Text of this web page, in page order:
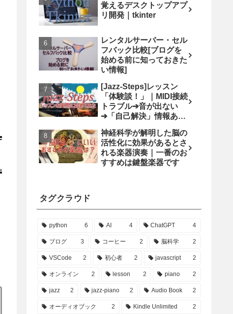
覚えるデスクトップアプ
リ開発｜tkinter
レンタルサーバー・セル
フバック比較[ブログを
始める前に知っておきた
い情報]
[Jazz-Steps]レッスン
「体験談！」｜MIDI接続
トラブル➔音が出ない
➔「自己解決」情報あり
神経科学が解明した脳の
活性化に効果があるとさ
れる楽器演奏｜一番のお
すすめは鍵盤楽器です
タグクラウド
python 6 AI 4 ChatGPT 4
ブログ 3 コーヒー 2 脳科学 2
VSCode 2 初心者 2 javascript 2
オンライン 2 lesson 2 piano 2
jazz 2 jazz-piano 2 Audio Book 2
オーディオブック 2 Kindle Unlimited 2